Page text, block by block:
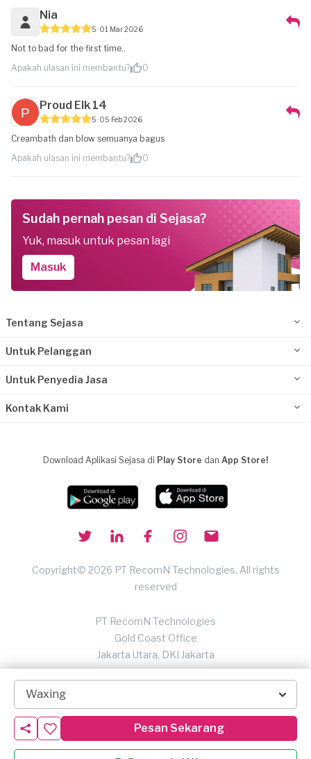
Nia
5 01 Mar 2026
Not to bad for the first time..
Apakah ulasan ini membantu?
0
Proud Elk 14
5 05 Feb 2026
Creambath dan blow semuanya bagus
Apakah ulasan ini membantu?
0
Waxing
Pesan Sekarang
Sudah pernah pesan di Sejasa?
Yuk, masuk untuk pesan lagi
Masuk
Tentang Sejasa
Untuk Pelanggan
Untuk Penyedia Jasa
Kontak Kami
Download Aplikasi Sejasa di Play Store dan App Store!
Copyright© 2026 PT RecomN Technologies, All rights
reserved
PT RecomN Technologies
Gold Coast Office
Jakarta Utara, DKI Jakarta